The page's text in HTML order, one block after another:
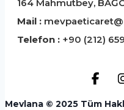
164 Mahmutbey,
Mail :
Telefon : +90 (212)
Mevlana © 2025 Tüm